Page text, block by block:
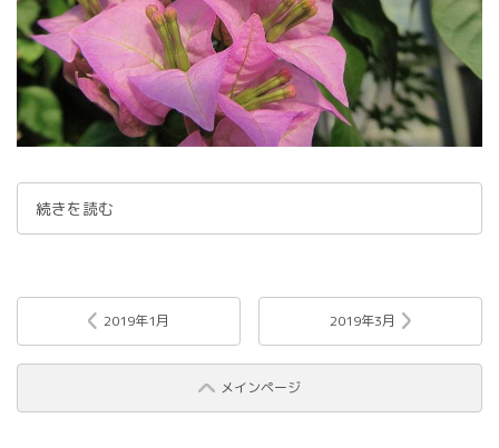
続きを読む
2019年1月
メインページ
2019年3月